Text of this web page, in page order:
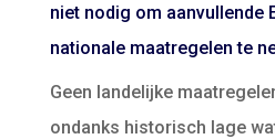
niet nodig om aanvullende
nationale maatregelen te
Geen landelijke
ondanks historisch lage